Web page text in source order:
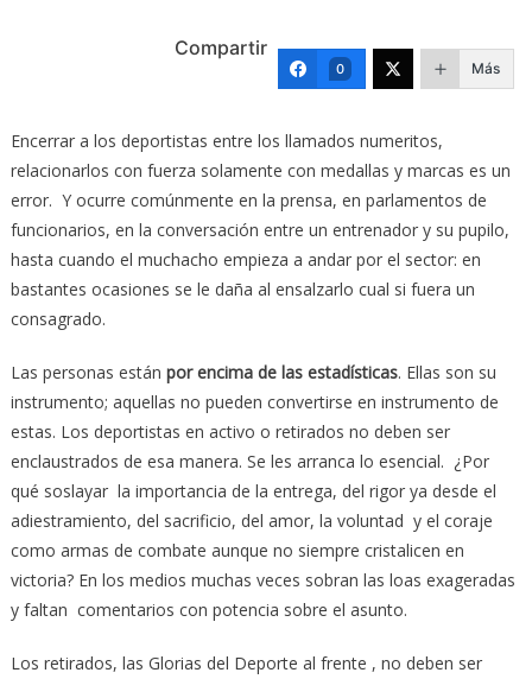
Compartir
0 Más
Encerrar a los deportistas entre los llamados numeritos,
relacionarlos con fuerza solamente con medallas y marcas es un
error. Y ocurre comúnmente en la prensa, en parlamentos de
funcionarios, en la conversación entre un entrenador y su pupilo,
hasta cuando el muchacho empieza a andar por el sector: en
bastantes ocasiones se le daña al ensalzarlo cual si fuera un
consagrado.
Las personas están por encima de las estadísticas. Ellas son su
instrumento; aquellas no pueden convertirse en instrumento de
estas. Los deportistas en activo o retirados no deben ser
enclaustrados de esa manera. Se les arranca lo esencial. ¿Por
qué soslayar la importancia de la entrega, del rigor ya desde el
adiestramiento, del sacrificio, del amor, la voluntad y el coraje
como armas de combate aunque no siempre cristalicen en
victoria? En los medios muchas veces sobran las loas exageradas
y faltan comentarios con potencia sobre el asunto.
Los retirados, las Glorias del Deporte al frente , no deben ser